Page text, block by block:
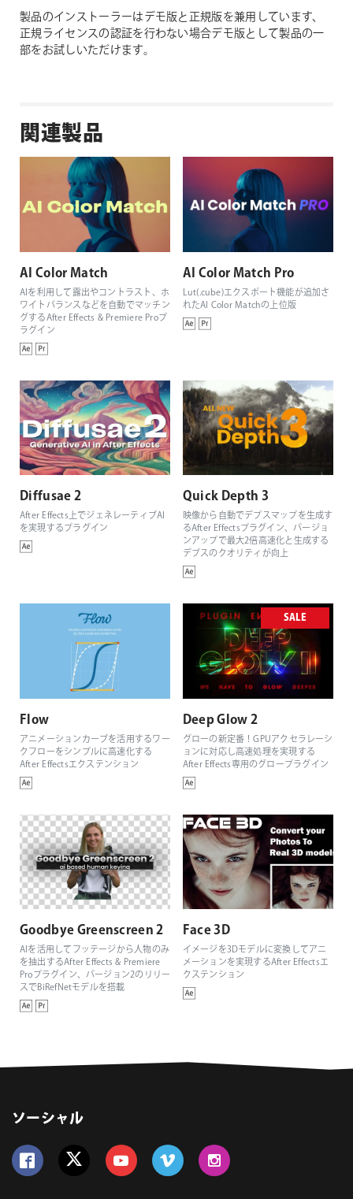
製品のインストーラーはデモ版と正規版を兼用しています、
正規ライセンスの認証を行わない場合デモ版として製品の一
部をお試しいただけます。
関連製品
AI Color Match
AIを利用して露出やコントラスト、ホ
ワイトバランスなどを自動でマッチン
グするAfter Effects & Premiere Proプ
ラグイン
AI Color Match Pro
Lut(.cube)エクスポート機能が追加さ
れたAI Color Matchの上位版
Diffusae 2
After Effects上でジェネレーティブAI
を実現するプラグイン
Quick Depth 3
映像から自動でデプスマップを生成す
るAfter Effectsプラグイン、バージョ
ンアップで最大2倍高速化と生成する
デプスのクオリティが向上
Flow
アニメーションカーブを活用するワー
クフローをシンプルに高速化する
After Effectsエクステンション
SALE
Deep Glow 2
グローの新定番！GPUアクセラレーシ
ョンに対応し高速処理を実現する
After Effects専用のグロープラグイン
Goodbye Greenscreen 2
AIを活用してフッテージから人物のみ
を抽出するAfter Effects & Premiere
Proプラグイン、バージョン2のリリー
スでBiRefNetモデルを搭載
Face 3D
イメージを3Dモデルに変換してアニ
メーションを実現するAfter Effectsエ
クステンション
ソーシャル